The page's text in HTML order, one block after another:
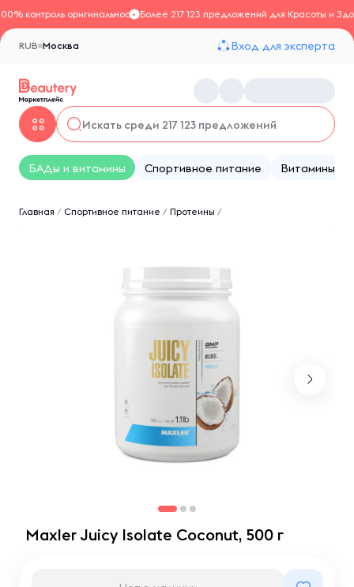
контроль оригинальностиБолее 217 123 предложений для Красоты и
Москва
RUB Вход для эксперта
БАДы и витамины Спортивное питание Витамины
Главная / Спортивное питание / Протеины /
Maxler Juicy Isolate Coconut, 500 г